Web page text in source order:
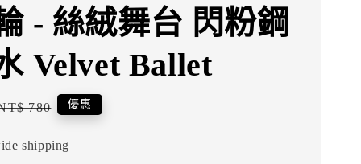
- 絲絨舞台 閃粉鋼
Velvet Ballet
780 優惠
shipping